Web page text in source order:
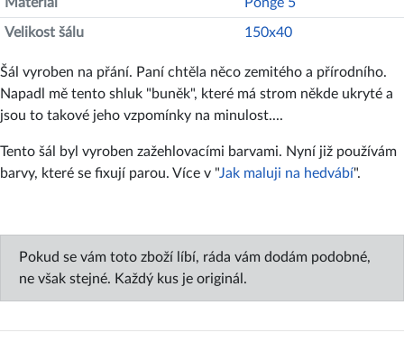
Velikost šálu 150x40
Šál vyroben na přání. Paní chtěla něco zemitého a přírodního.
Napadl mě tento shluk "buněk", které má strom někde ukryté a
jsou to takové jeho vzpomínky na minulost....
Tento šál byl vyroben zažehlovacími barvami. Nyní již používám
barvy, které se fixují parou. Více v "Jak maluji na hedvábí".
Pokud se vám toto zboží líbí, ráda vám dodám podobné,
ne však stejné. Každý kus je originál.